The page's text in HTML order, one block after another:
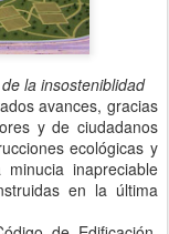
la insosteniblidad
avances, gracias
y de ciudadanos
ecológicas y
inapreciable
en la última